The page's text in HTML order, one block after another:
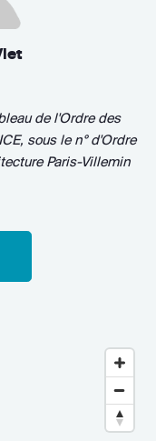
de l'Ordre des
sous le n° d'Ordre
Paris-Villemin